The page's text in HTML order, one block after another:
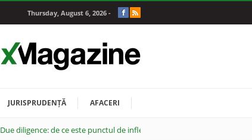
Thursday, August 6, 2026 -
JURISPRUDENȚĂ AFACERI
Due diligence: de ce este punctul de inflexiune al oricărei tranzacții M&A